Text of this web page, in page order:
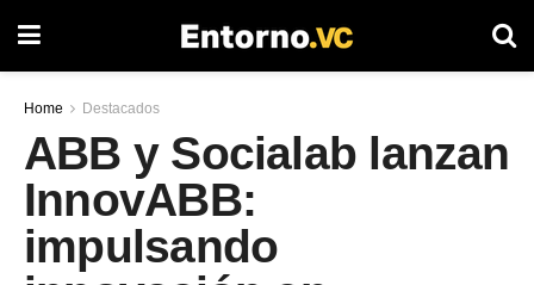
Home Destacados
ABB y Socialab lanzan
InnovABB:
impulsando